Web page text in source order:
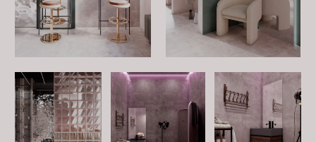
Политика конфиденциальности
+7 (967) 205-03